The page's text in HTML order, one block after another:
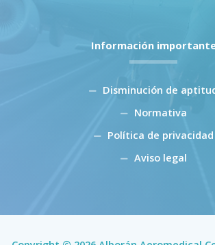
Información
Disminución de
Normativa
Política de privacidad
Aviso legal